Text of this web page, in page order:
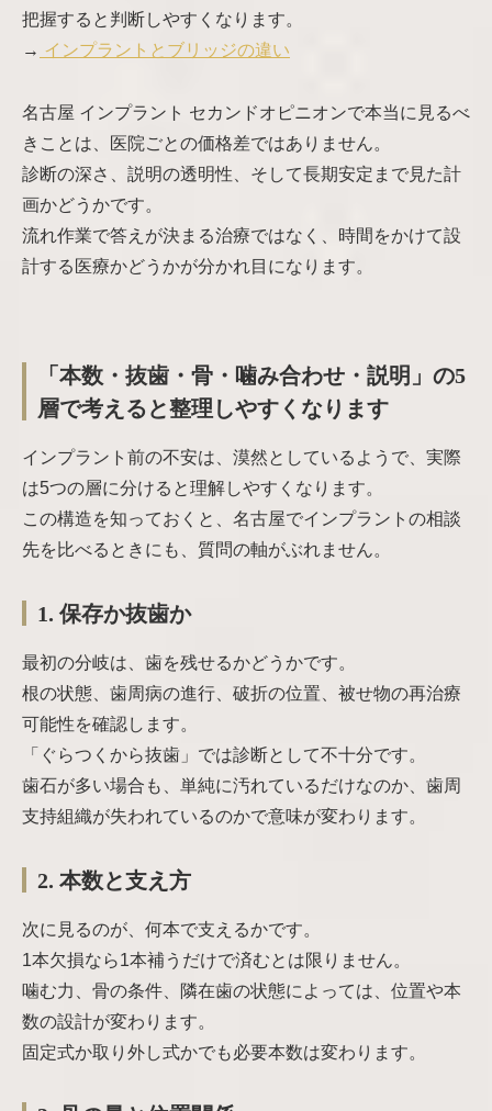
把握すると判断しやすくなります。
→ インプラントとブリッジの違い
名古屋 インプラント セカンドオピニオンで本当に見るべ
きことは、医院ごとの価格差ではありません。
診断の深さ、説明の透明性、そして長期安定まで見た計
画かどうかです。
流れ作業で答えが決まる治療ではなく、時間をかけて設
計する医療かどうかが分かれ目になります。
「本数・抜歯・骨・噛み合わせ・説明」の5
層で考えると整理しやすくなります
インプラント前の不安は、漠然としているようで、実際
は5つの層に分けると理解しやすくなります。
この構造を知っておくと、名古屋でインプラントの相談
先を比べるときにも、質問の軸がぶれません。
1. 保存か抜歯か
最初の分岐は、歯を残せるかどうかです。
根の状態、歯周病の進行、破折の位置、被せ物の再治療
可能性を確認します。
「ぐらつくから抜歯」では診断として不十分です。
歯石が多い場合も、単純に汚れているだけなのか、歯周
支持組織が失われているのかで意味が変わります。
2. 本数と支え方
次に見るのが、何本で支えるかです。
1本欠損なら1本補うだけで済むとは限りません。
噛む力、骨の条件、隣在歯の状態によっては、位置や本
数の設計が変わります。
固定式か取り外し式かでも必要本数は変わります。